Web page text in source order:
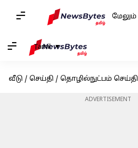
மேலும்
Tamil
வீடு / செய்தி / தொழில்நுட்பம் செய்தி
ADVERTISEMENT